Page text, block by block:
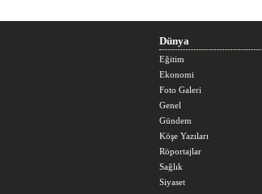
Dünya
Eğitim
Ekonomi
Foto Galeri
Genel
Gündem
Köşe Yazıları
Röportajlar
Sağlık
Siyaset